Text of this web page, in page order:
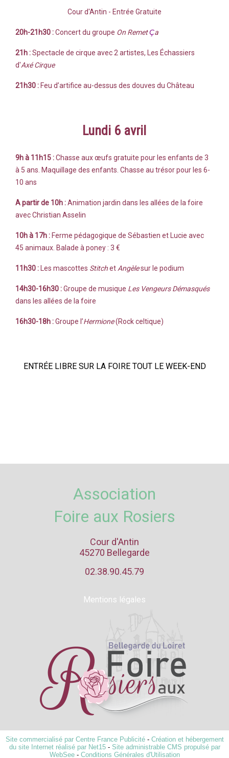
Cour d'Antin - Entrée Gratuite
20h-21h30 :Concert du groupe On RemetÇa
21h :Spectacle de cirque avec 2 artistes, Les Échassiers
d'Axé Cirque
21h30 : Feu d’artifice au-dessus des douves du Château
Lundi 6 avril
9h à 11h15 :Chasse aux œufs gratuite pour les enfants de 3
à 5 ans. Maquillage des enfants. Chasse au trésor pour les 6-
10 ans
A partir de 10h :Animation jardin dans les allées de la foire
avec Christian Asselin
10h à 17h : Ferme pédagogique de Sébastien et Lucie avec
45 animaux. Balade à poney : 3 €
11h30 : Les mascottes Stitchet Angèlesur le podium
14h30-16h30 :Groupe de musique Les Vengeurs Démasqués
dans les allées de la foire
16h30-18h :Groupe l’Hermione(Rock celtique)
ENTRÉE LIBRE SUR LA FOIRE TOUT LE WEEK-END
Association
Foire aux Rosiers
Cour d'Antin
45270 Bellegarde
02.38.90.45.79
Mentions légales
Site commercialisé par Centre France Publicité- Création et hébergement
du site Internet réalisé par Net15- Site administrable CMS propulsé par
WebSee- Conditions Générales d'Utilisation